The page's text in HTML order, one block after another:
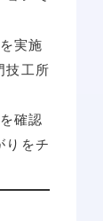
実施
技工所
確認
りをチ